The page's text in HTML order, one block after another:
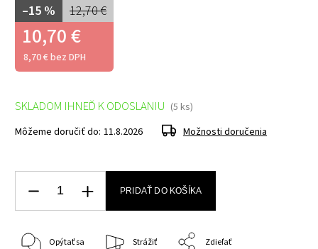
12,70 €
–15 %
10,70 €
8,70 € bez DPH
SKLADOM IHNEĎ K ODOSLANIU (5 ks)
Môžeme doručiť do: 11.8.2026 Možnosti doručenia
PRIDAŤ DO KOŠÍKA
Opýtať sa Strážiť Zdieľať